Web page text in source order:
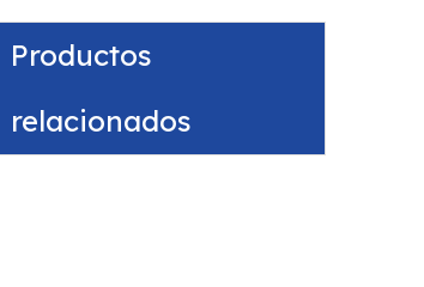
Productos
relacionados